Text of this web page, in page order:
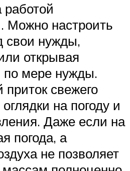
работой
Можно настроить
свои нужды,
открывая
по мере нужды.
свежего
на погоду и
Даже если на
погода, а
не позволяет